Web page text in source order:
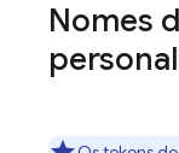
Nomes